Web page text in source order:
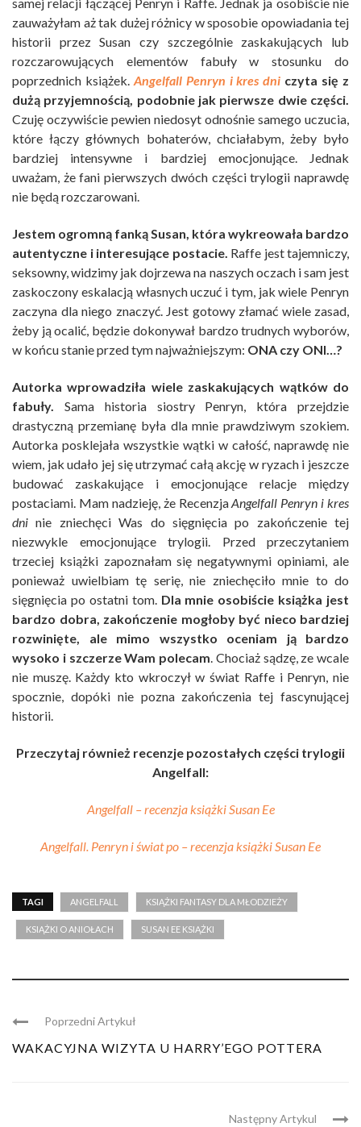
samej relacji łączącej Penryn i Raffe. Jednak ja osobiście nie
zauważyłam aż tak dużej różnicy w sposobie opowiadania tej
historii przez Susan czy szczególnie zaskakujących lub
rozczarowujących elementów fabuły w stosunku do
poprzednich książek. Angelfall Penryn i kres dni czyta się z
dużą przyjemnością, podobnie jak pierwsze dwie części.
Czuję oczywiście pewien niedosyt odnośnie samego uczucia,
które łączy głównych bohaterów, chciałabym, żeby było
bardziej intensywne i bardziej emocjonujące. Jednak
uważam, że fani pierwszych dwóch części trylogii naprawdę
nie będą rozczarowani.
Jestem ogromną fanką Susan, która wykreowała bardzo
autentyczne i interesujące postacie. Raffe jest tajemniczy,
seksowny, widzimy jak dojrzewa na naszych oczach i sam jest
zaskoczony eskalacją własnych uczuć i tym, jak wiele Penryn
zaczyna dla niego znaczyć. Jest gotowy złamać wiele zasad,
żeby ją ocalić, będzie dokonywał bardzo trudnych wyborów,
w końcu stanie przed tym najważniejszym: ONA czy ONI…?
Autorka wprowadziła wiele zaskakujących wątków do
fabuły. Sama historia siostry Penryn, która przejdzie
drastyczną przemianę była dla mnie prawdziwym szokiem.
Autorka posklejała wszystkie wątki w całość, naprawdę nie
wiem, jak udało jej się utrzymać całą akcję w ryzach i jeszcze
budować zaskakujące i emocjonujące relacje między
postaciami. Mam nadzieję, że RecenzjaAngelfall Penryn i kres
dni nie zniechęci Was do sięgnięcia po zakończenie tej
niezwykle emocjonujące trylogii. Przed przeczytaniem
trzeciej książki zapoznałam się negatywnymi opiniami, ale
ponieważ uwielbiam tę serię, nie zniechęciło mnie to do
sięgnięcia po ostatni tom. Dla mnie osobiście książka jest
bardzo dobra, zakończenie mogłoby być nieco bardziej
rozwinięte, ale mimo wszystko oceniam ją bardzo
wysoko i szczerze Wam polecam. Chociaż sądzę, ze wcale
nie muszę. Każdy kto wkroczył w świat Raffe i Penryn, nie
spocznie, dopóki nie pozna zakończenia tej fascynującej
historii.
Przeczytaj również recenzje pozostałych części trylogii
Angelfall:
Angelfall – recenzja książki Susan Ee
Angelfall. Penryn i świat po – recenzja książki Susan Ee
TAGI ANGELFALL KSIĄŻKI FANTASY DLA MŁODZIEŻY
KSIĄŻKI O ANIOŁACH SUSAN EE KSIĄŻKI
Poprzedni Artykuł
WAKACYJNA WIZYTA U HARRY’EGO POTTERA
Następny Artykul